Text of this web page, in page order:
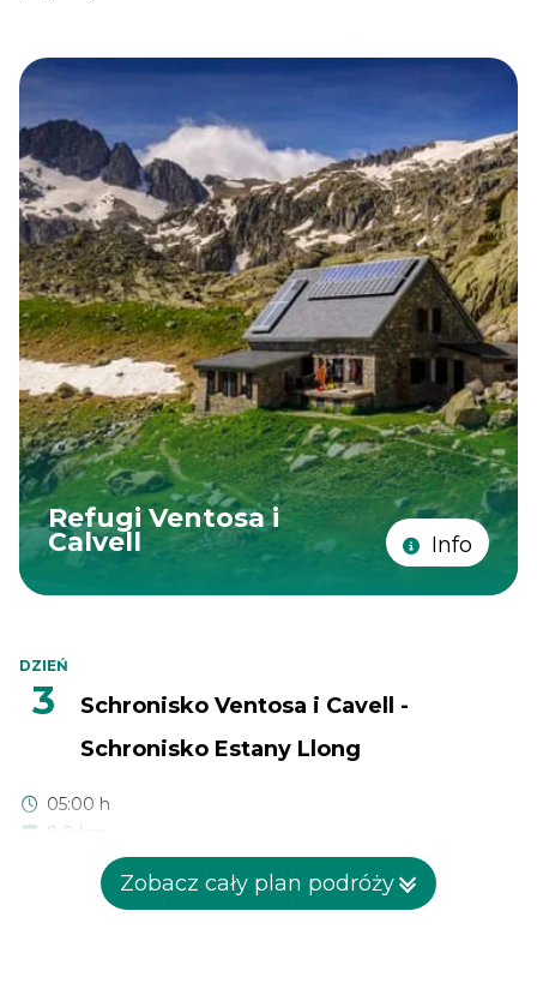
Refugi Ventosa i
Calvell Info
DZIEŃ
3
Schronisko Ventosa i Cavell -
Schronisko Estany Llong
05:00 h
8.8 km
850 m
Zobacz cały plan podróży